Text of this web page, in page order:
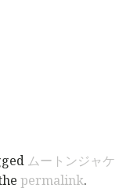
ムートンジャケ
permalink.